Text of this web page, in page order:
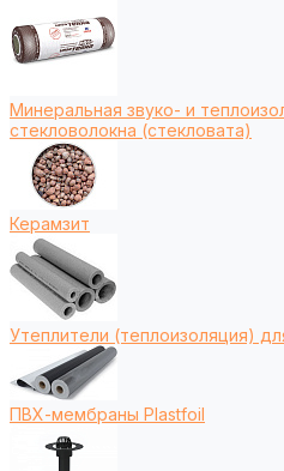
Минеральная звуко- и
стекловолокна (стекловата)
Керамзит
Утеплители (теплоизоляция)
ПВХ-мембраны Plastfoil